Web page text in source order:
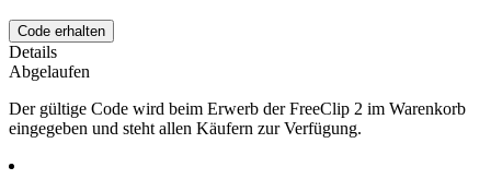
Code erhalten
Details
Abgelaufen
Der gültige Code wird beim Erwerb der FreeClip 2 im Warenkorb
eingegeben und steht allen Käufern zur Verfügung.